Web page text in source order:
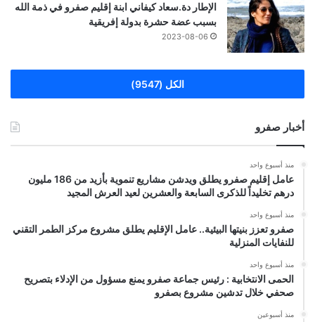
الإطار دة.سعاد كيفاني ابنة إقليم صفرو في ذمة الله
بسبب عضة حشرة بدولة إفريقية
2023-08-06
الكل (9547)
أخبار صفرو
منذ أسبوع واحد
عامل إقليم صفرو يطلق ويدشن مشاريع تنموية بأزيد من 186 مليون
درهم تخليداً للذكرى السابعة والعشرين لعيد العرش المجيد
منذ أسبوع واحد
صفرو تعزز بنيتها البيئية.. عامل الإقليم يطلق مشروع مركز الطمر التقني
للنفايات المنزلية
منذ أسبوع واحد
الحمى الانتخابية : رئيس جماعة صفرو يمنع مسؤول من الإدلاء بتصريح
صحفي خلال تدشين مشروع بصفرو
منذ أسبوعين